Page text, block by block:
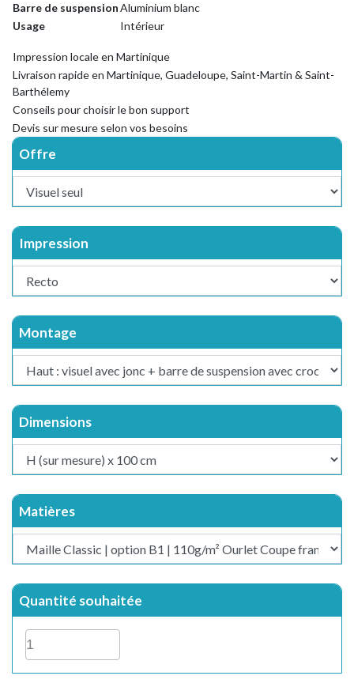
Barre de suspensionAluminium blanc
Usage
Intérieur
Impression locale en Martinique
Livraison rapide en Martinique, Guadeloupe, Saint-Martin & Saint-
Barthélemy
Conseils pour choisir le bon support
Devis sur mesure selon vos besoins
Offre
Impression
Montage
Dimensions
Matières
Quantité souhaitée